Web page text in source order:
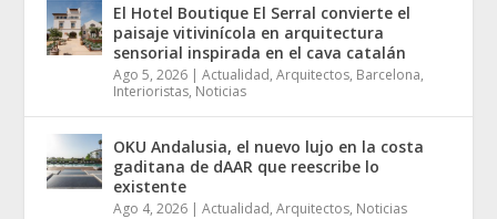
El Hotel Boutique El Serral convierte el
paisaje vitivinícola en arquitectura
sensorial inspirada en el cava catalán
Ago 5, 2026 |Actualidad,Arquitectos, Barcelona,
Interioristas, Noticias
OKU Andalusia, el nuevo lujo en la costa
gaditana de dAAR que reescribe lo
existente
Ago 4, 2026 |Actualidad,Arquitectos, Noticias